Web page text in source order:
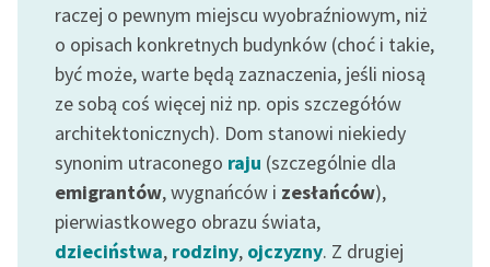
raczej o pewnym miejscu wyobraźniowym, niż
o opisach konkretnych budynków (choć i takie,
być może, warte będą zaznaczenia, jeśli niosą
ze sobą coś więcej niż np. opis szczegółów
architektonicznych). Dom stanowi niekiedy
synonim utraconego raju (szczególnie dla
emigrantów, wygnańców i zesłańców),
pierwiastkowego obrazu świata,
dzieciństwa, rodziny, ojczyzny. Z drugiej